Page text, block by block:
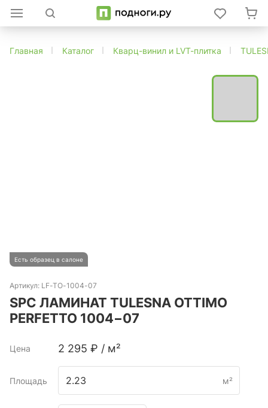
Главная Каталог Кварц-винил и LVT-плитка
Есть образец в салоне
Артикул: LF-TO-1004-07
SPC ЛАМИНАТ TULESNA OTTIMO
PERFETTO 1004−07
Цена 2 295 ₽ / м²
Площадь м²